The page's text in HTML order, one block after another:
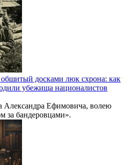
досками люк схрона: как
убежища националистов
Ефимовича, волею
за бандеровцами».